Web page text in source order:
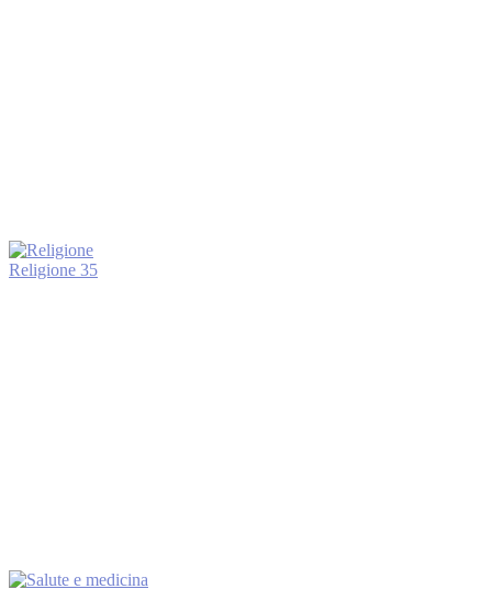
Religione 35